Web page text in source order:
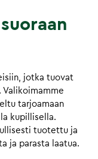
jotka tuovat
Valikoimamme
tarjoamaan
kupillisella.
tuotettu ja
ja parasta laatua.